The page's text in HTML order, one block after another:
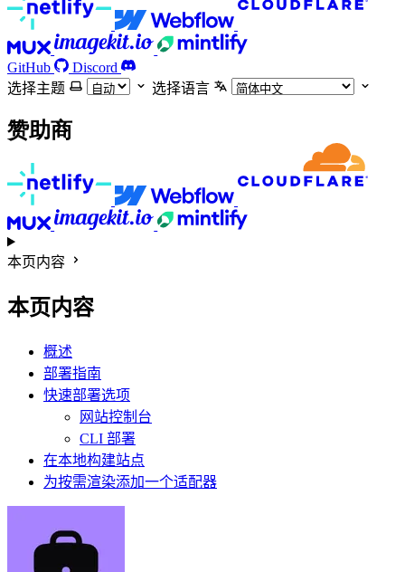
GitHub
Discord
选择主题
选择语言
赞助商
本页内容
本页内容
概述
部署指南
快速部署选项
网站控制台
CLI 部署
在本地构建站点
为按需渲染添加一个适配器